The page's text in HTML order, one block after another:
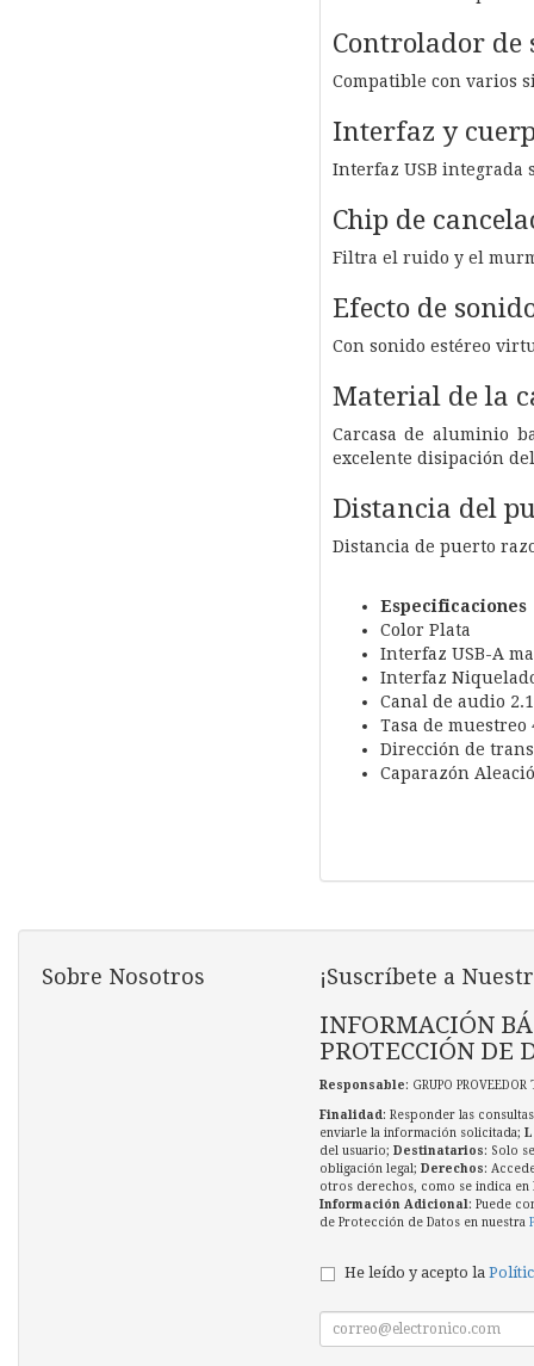
Controlador de
Compatible con varios
Interfaz y
Interfaz USB integrada
Chip de
Filtra el ruido y el
Efecto de
Con sonido estéreo
Material de la
Carcasa de aluminio
excelente disipación
Distancia del
Distancia de puerto
Especificaciones
Color Plata
Interfaz USB-A
Interfaz
Canal de audio
Tasa de muestreo
Dirección de
Caparazón
Sobre Nosotros ¡Suscríbete a
INFORMACIÓN
PROTECCIÓN DE
Responsable: GRUPO
Finalidad : Responder las
enviarle la información solicitada;
del usuario; Destinatarios: Solo
obligación legal; Derechos:
otros derechos, como se indica en
Información Adicional : Puede
de Protección de Datos en nuestra
He leído y acepto la